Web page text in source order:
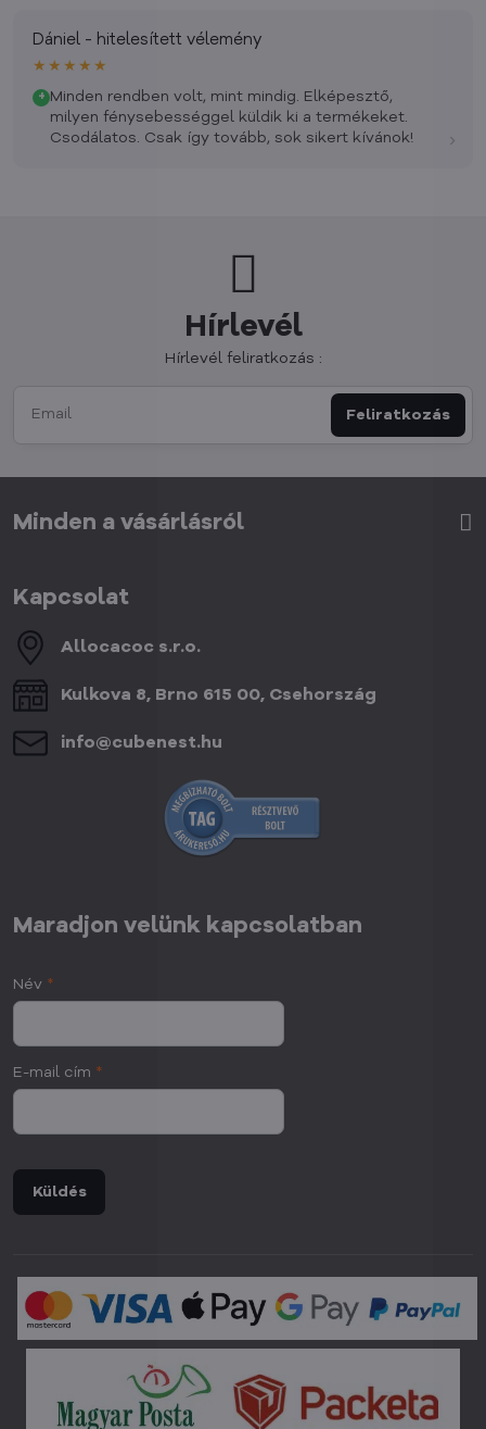
Dániel - hitelesített vélemény
★★★★★
+ Minden rendben volt, mint mindig. Elképesztő,
milyen fénysebességgel küldik ki a termékeket.
Csodálatos. Csak így tovább, sok sikert kívánok!
›
Hírlevél
Hírlevél feliratkozás :
Feliratkozás
Minden a vásárlásról
Kapcsolat
Allocacoc s​.r​.o​.
Kulkova 8, Brno 615 00, Csehország
info​@cubenest​.hu
Maradjon velünk kapcsolatban
Név *
E-mail cím *
Küldés